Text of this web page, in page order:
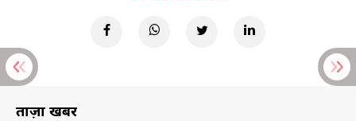
ताज़ा खबरें